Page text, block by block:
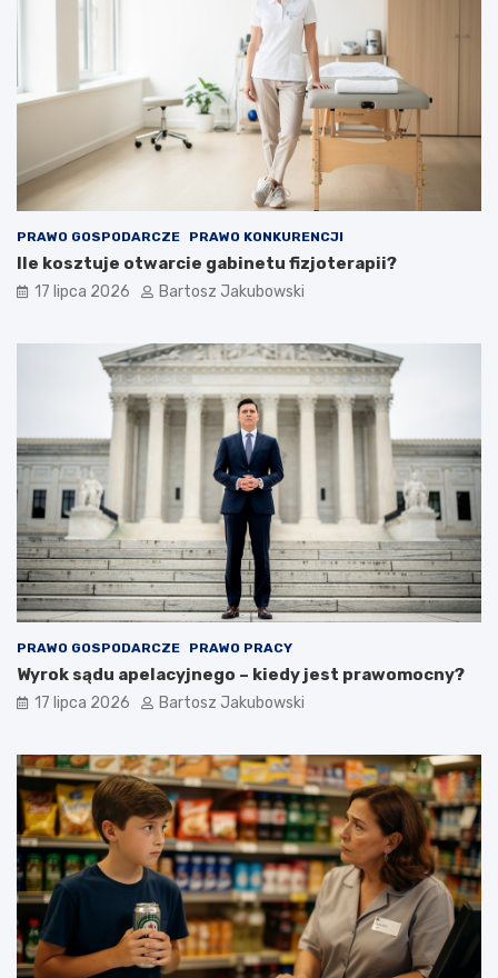
PRAWO GOSPODARCZE PRAWO KONKURENCJI
Ile kosztuje otwarcie gabinetu fizjoterapii?
17 lipca 2026 Bartosz Jakubowski
PRAWO GOSPODARCZE PRAWO PRACY
Wyrok sądu apelacyjnego – kiedy jest prawomocny?
17 lipca 2026 Bartosz Jakubowski